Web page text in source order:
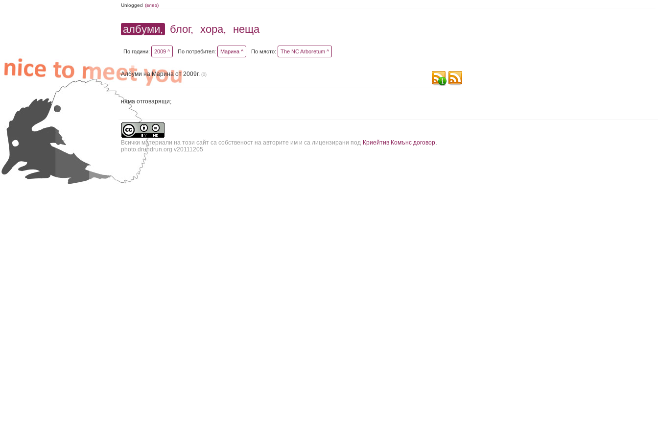
Unlogged (влез)
албуми, блог, хора, неща
По години: 2009 ^ По потребител: Марина ^ По място: The NC Arboretum ^
Албуми на Марина от 2009г. (0)
няма отговарящи;
Всички материали на този сайт са собственост на авторите им и са лицензирани под Криейтив Комънс договор.
photo.drundrun.org v20111205